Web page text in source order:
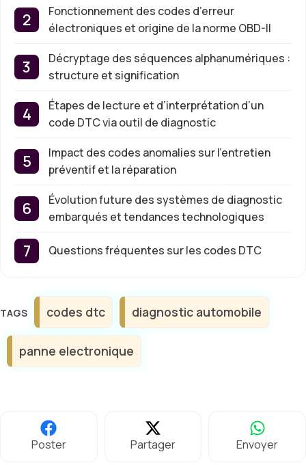
Fonctionnement des codes d’erreur
électroniques et origine de la norme OBD-II
Décryptage des séquences alphanumériques :
structure et signification
Étapes de lecture et d’interprétation d’un
code DTC via outil de diagnostic
Impact des codes anomalies sur l’entretien
préventif et la réparation
Évolution future des systèmes de diagnostic
embarqués et tendances technologiques
Questions fréquentes sur les codes DTC
Étiquettes
codes dtc diagnostic automobile
panne electronique
Poster Partager Envoyer